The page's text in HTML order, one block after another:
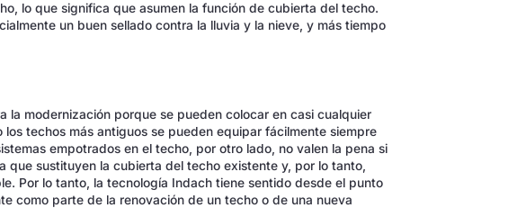
lo que significa que asumen la función de cubierta del techo.
un buen sellado contra la lluvia y la nieve, y más tiempo
la modernización porque se pueden colocar en casi cualquier
techos más antiguos se pueden equipar fácilmente siempre
empotrados en el techo, por otro lado, no valen la pena si
que sustituyen la cubierta del techo existente y, por lo tanto,
Por lo tanto, la tecnología Indach tiene sentido desde el punto
como parte de la renovación de un techo o de una nueva